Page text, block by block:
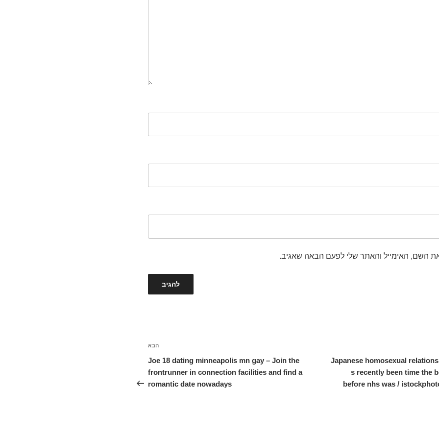
השם, האימייל והאתר שלי לפעם הבאה שאגיב.
Japanese homosexual
s recently been time the
before nhs was /
הבא
Joe 18 dating minneapolis mn gay – Join the
frontrunner in connection facilities and find a
romantic date nowadays